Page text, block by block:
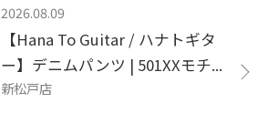
2026.08.09
【Hana To Guitar / ハナトギタ
ー】デニムパンツ | 501XXモチ...
新松戸店